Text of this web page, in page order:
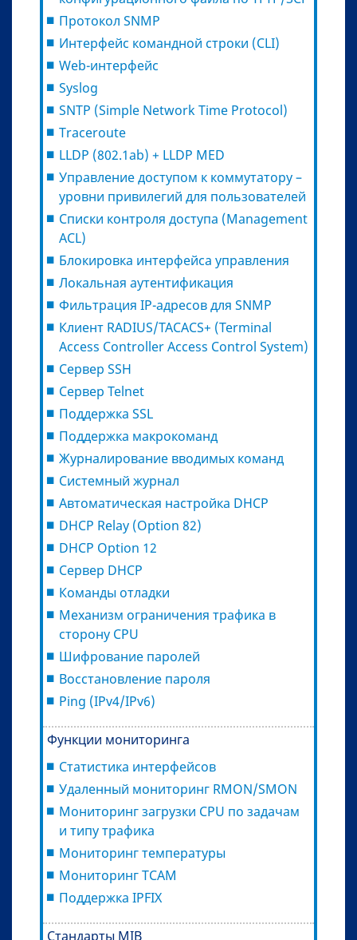
Протокол SNMP
Интерфейс командной строки (CLI)
Web-интерфейс
Syslog
SNTP (Simple Network Time Protocol)
Traceroute
LLDP (802.1ab) + LLDP MED
Управление доступом к коммутатору –
уровни привилегий для пользователей
Списки контроля доступа (Management
ACL)
Блокировка интерфейса управления
Локальная аутентификация
Фильтрация IP-адресов для SNMP
Клиент RADIUS/TACACS+ (Terminal
Access Controller Access Control System)
Сервер SSH
Сервер Telnet
Поддержка SSL
Поддержка макрокоманд
Журналирование вводимых команд
Системный журнал
Автоматическая настройка DHCP
DHCP Relay (Option 82)
DHCP Option 12
Сервер DHCP
Команды отладки
Механизм ограничения трафика в
сторону CPU
Шифрование паролей
Восстановление пароля
Ping (IPv4/IPv6)
Функции мониторинга
Статистика интерфейсов
Удаленный мониторинг RMON/SMON
Мониторинг загрузки CPU по задачам
и типу трафика
Мониторинг температуры
Мониторинг TCAM
Поддержка IPFIX
Стандарты MIB